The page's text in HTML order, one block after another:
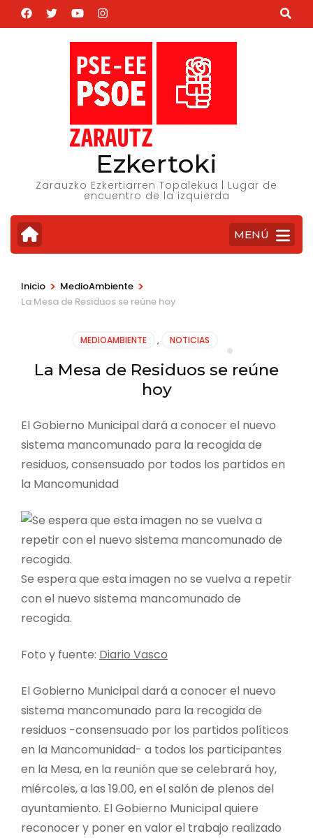
Saltar
al
Ezkertoki
Zarauzko Ezkertiarren Topalekua | Lugar de
encuentro de la izquierda
MENÚ
Inicio > MedioAmbiente >
La Mesa de Residuos se reúne hoy
MEDIOAMBIENTE , NOTICIAS
La Mesa de Residuos se reúne
hoy
El Gobierno Municipal dará a conocer el nuevo
sistema mancomunado para la recogida de
residuos, consensuado por todos los partidos en
la Mancomunidad
Se espera que esta imagen no se vuelva a repetir
con el nuevo sistema mancomunado de
recogida.
Foto y fuente: Diario Vasco
El Gobierno Municipal dará a conocer el nuevo
sistema mancomunado para la recogida de
residuos -consensuado por los partidos políticos
en la Mancomunidad- a todos los participantes
en la Mesa, en la reunión que se celebrará hoy,
miércoles, a las 19.00, en el salón de plenos del
ayuntamiento. El Gobierno Municipal quiere
reconocer y poner en valor el trabajo realizado